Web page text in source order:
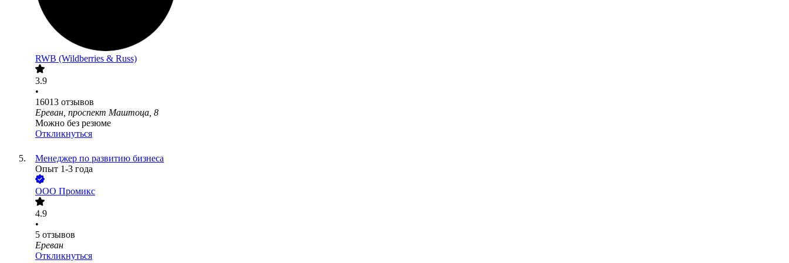
RWB (Wildberries & Russ)
3.9
•
16013 отзывов
Ереван, проспект Маштоца, 8
Можно без резюме
Откликнуться
Менеджер по развитию бизнеса
Опыт 1-3 года
ООО Промикс
4.9
•
5 отзывов
Ереван
Откликнуться